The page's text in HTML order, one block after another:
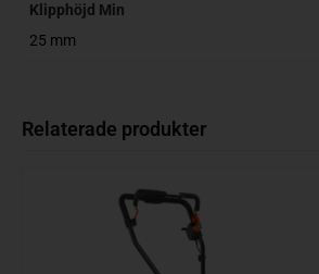
Klipphöjd Min
25 mm
Relaterade produkter